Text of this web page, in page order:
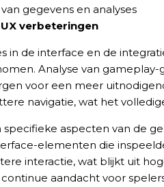
VỀ SẢN PHẨM
gegevens en analyses
verbeteringen
de interface en de
Analyse van
voor een meer
navigatie, wat het
specifieke aspecten van de
elementen die
interactie, wat blijkt uit
aandacht voor